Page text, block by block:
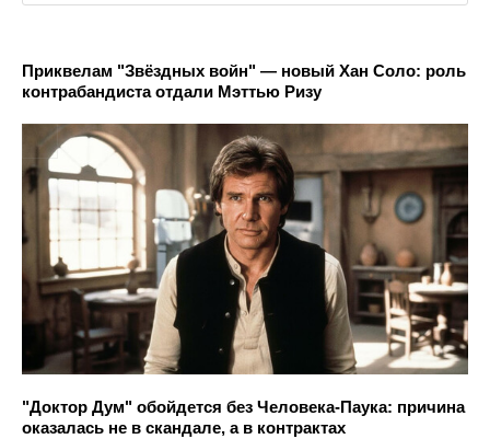
Приквелам "Звёздных войн" — новый Хан Соло: роль
контрабандиста отдали Мэттью Ризу
"Доктор Дум" обойдется без Человека-Паука: причина
оказалась не в скандале, а в контрактах